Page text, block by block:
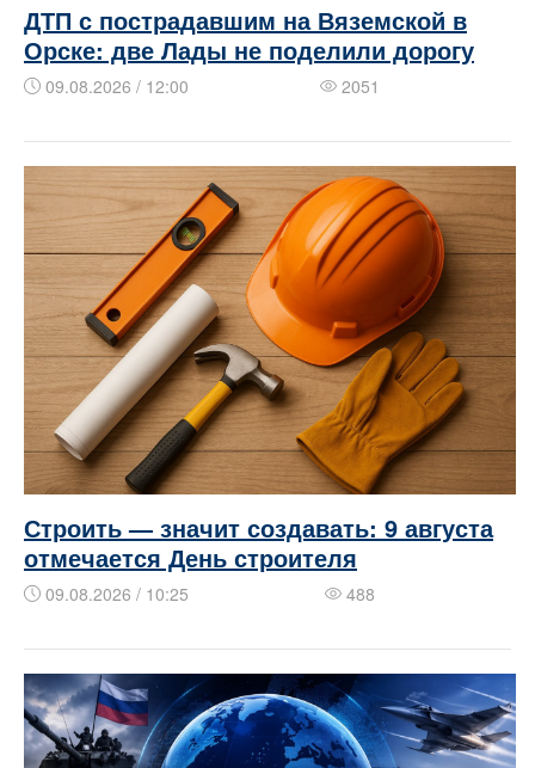
ДТП с пострадавшим на Вяземской в
Орске: две Лады не поделили дорогу
09.08.2026 / 12:00 2051
Строить — значит создавать: 9 августа
отмечается День строителя
09.08.2026 / 10:25 488